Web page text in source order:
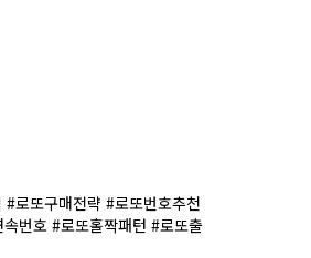
로또구매전략 #로또번호추천
번호 #로또홀짝패턴 #로또출